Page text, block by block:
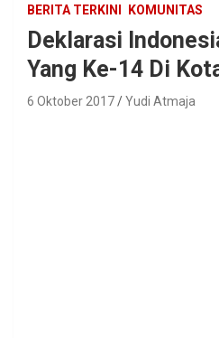
BERITA TERKINI KOMUNITAS
Deklarasi
Yang Ke-14 Di
6 Oktober 2017 Yudi Atmaja